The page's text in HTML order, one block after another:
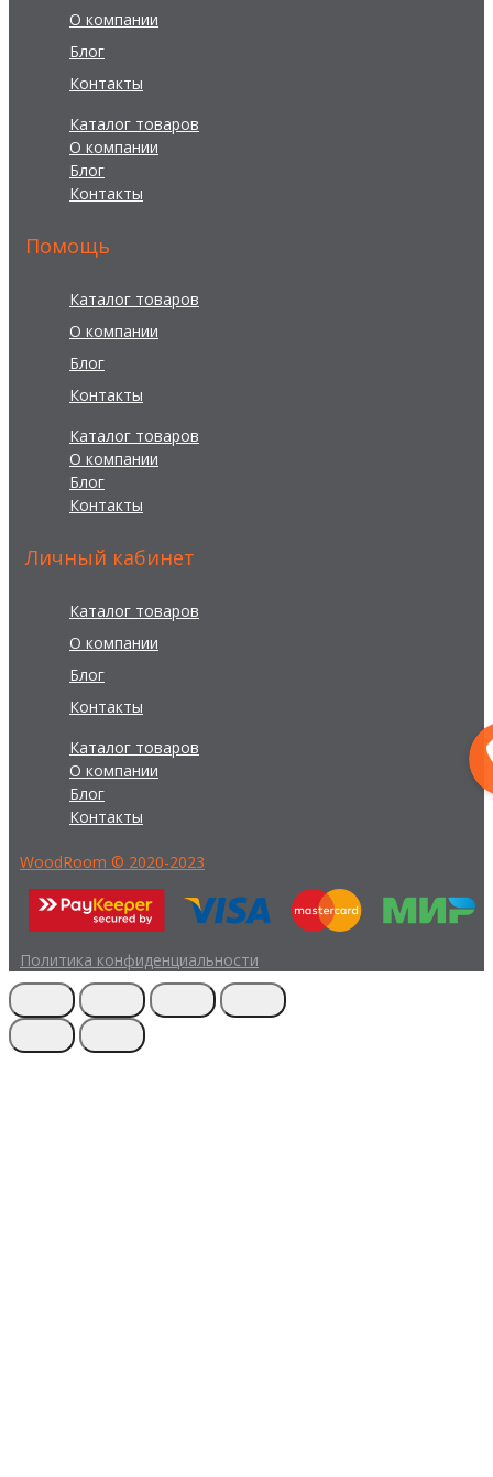
О компании
Блог
Контакты
Каталог товаров
О компании
Блог
Контакты
Помощь
Каталог товаров
О компании
Блог
Контакты
Каталог товаров
О компании
Блог
Контакты
Личный кабинет
Каталог товаров
О компании
Блог
Контакты
Каталог товаров
О компании
Блог
Контакты
WoodRoom © 2020-2023
Политика конфиденциальности